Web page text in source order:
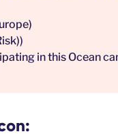
in this Ocean